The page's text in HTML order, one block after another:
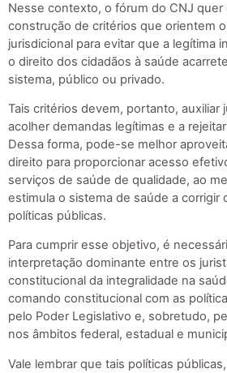
Nesse contexto, o fórum do CNJ quer
construção de critérios que orientem
jurisdicional para evitar que a legítima
o direito dos cidadãos à saúde
sistema, público ou privado.
Tais critérios devem, portanto, auxiliar
acolher demandas legítimas e a
Dessa forma, pode-se melhor
direito para proporcionar acesso
serviços de saúde de qualidade, ao
estimula o sistema de saúde a corrigir
políticas públicas.
Para cumprir esse objetivo, é
interpretação dominante entre os
constitucional da integralidade na
comando constitucional com as
pelo Poder Legislativo e, sobretudo,
nos âmbitos federal, estadual e
Vale lembrar que tais políticas